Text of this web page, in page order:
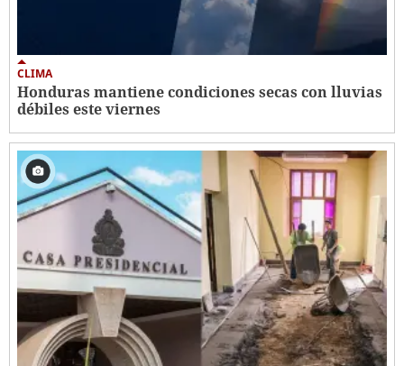
CLIMA
Honduras mantiene condiciones secas con lluvias
débiles este viernes